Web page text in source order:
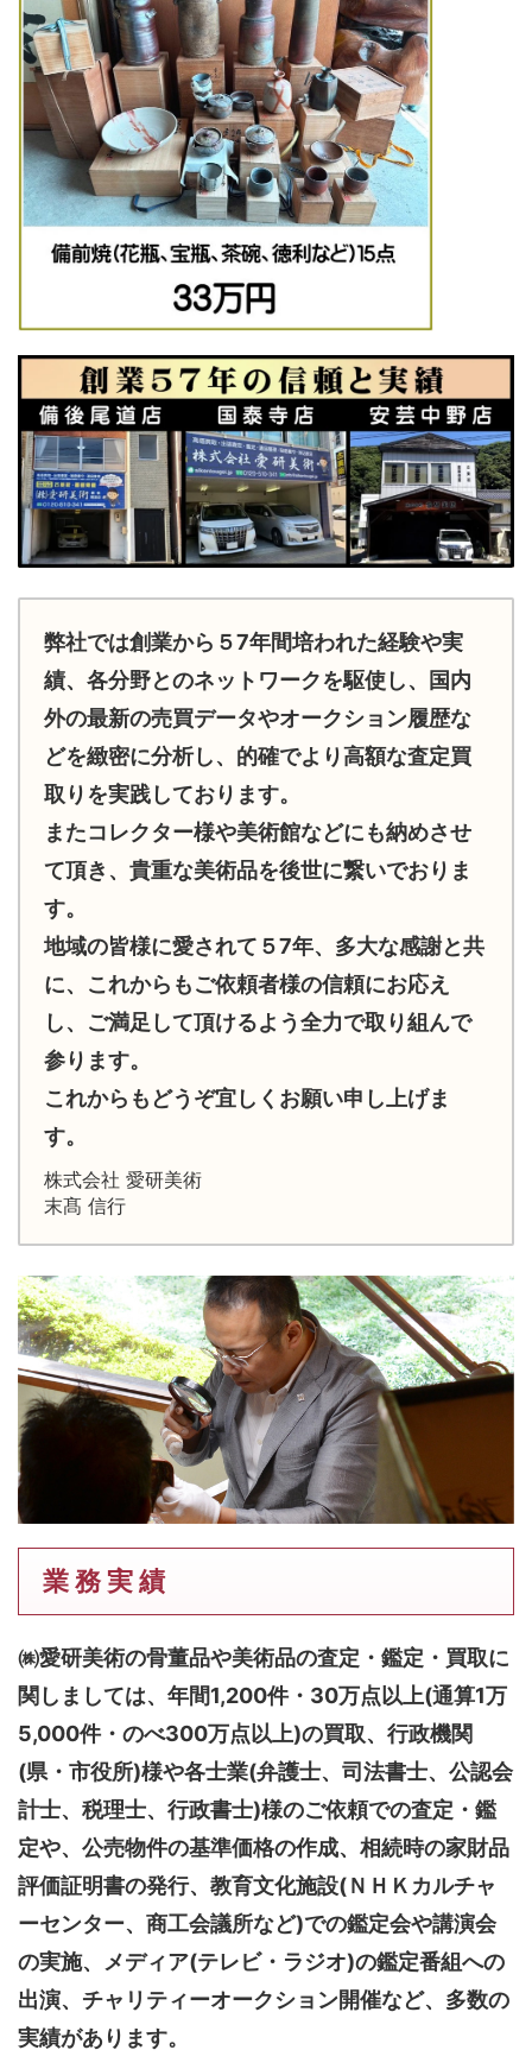
弊社では創業から５7年間培われた経験や実
績、各分野とのネットワークを駆使し、国内
外の最新の売買データやオークション履歴な
どを緻密に分析し、的確でより高額な査定買
取りを実践しております。
またコレクター様や美術館などにも納めさせ
て頂き、貴重な美術品を後世に繋いでおりま
す。
地域の皆様に愛されて５7年、多大な感謝と共
に、これからもご依頼者様の信頼にお応え
し、ご満足して頂けるよう全力で取り組んで
参ります。
これからもどうぞ宜しくお願い申し上げま
す。
株式会社 愛研美術
末髙 信行
業 務 実 績
㈱愛研美術の骨董品や美術品の査定・鑑定・買取に
関しましては、 年間1,200件・30万点以上(通算1万
5,000件・のべ300万点以上)の買取、行政機関
(県・市役所)様や各士業(弁護士、司法書士、公認会
計士、税理士、行政書士)様のご依頼での査定・鑑
定や、公売物件の基準価格の作成、相続時の家財品
評価証明書の発行、教育文化施設(ＮＨＫカルチャ
ーセンター、商工会議所など)での鑑定会や講演会
の実施、メディア(テレビ・ラジオ)の鑑定番組への
出演、チャリティーオークション開催など、多数の
実績があります。